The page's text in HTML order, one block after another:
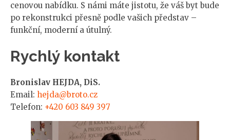
cenovou nabídku. S námi máte jistotu, že váš byt bude
po rekonstrukci přesně podle vašich představ –
funkční, moderní a útulný.
Rychlý kontakt
Bronislav HEJDA, DiS.
Email: hejda@broto.cz
Telefon: +420 603 849 397